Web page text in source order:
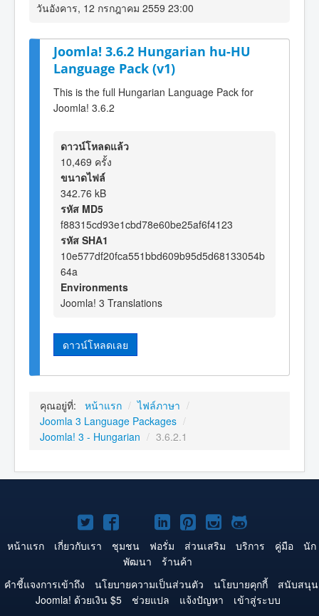
วันอังคาร, 12 กรกฎาคม 2559 23:00
Joomla! 3.6.2 Hungarian hu-HU
Language Pack (v1)
This is the full Hungarian Language Pack for
Joomla! 3.6.2
ดาวน์โหลดแล้ว
10,469 ครั้ง
ขนาดไฟล์
342.76 kB
รหัส MD5
f88315cd93e1cbd78e60be25af6f4123
รหัส SHA1
10e577df20fca551bbd609b95d5d68133054b
64a
Environments
Joomla! 3 Translations
ดาวน์โหลดเลย
คุณอยู่ที่: หน้าแรก / ไฟล์ภาษา /
Joomla 3 Language Packages /
Joomla! 3 - Hungarian / 3.6.2.1
Joomla!
บน
Twitter
Joomla!
บน
Facebook
Joomla!
บน
YouTube
Joomla!
บน
LinkedIn
Joomla!
บน
Pinterest
Joomla!
บน
Joomla!
บน
หน้าแรก เกี่ยวกับเรา ชุมชน ฟอรั่ม ส่วนเสริม บริการ คู่มือ
นัก
พัฒนา
ร้านค้า
คำชี้แจงการเข้าถึง
นโยบายความเป็นส่วนตัว นโยบายคุกกี้
สนับสนุน
Joomla! ด้วยเงิน $5
ช่วยแปล แจ้งปัญหา
เข้าสู่ระบบ